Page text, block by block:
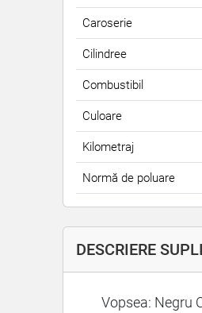
Caroserie
Cilindree
Combustibil
Culoare
Kilometraj
Normă de poluare
DESCRIERE
Vopsea: Negru